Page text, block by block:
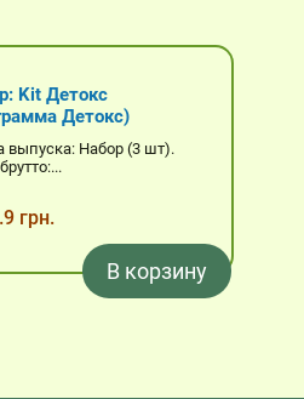
Kit Детокс
Детокс)
выпуска: Набор (3 шт).
грн.
В корзину